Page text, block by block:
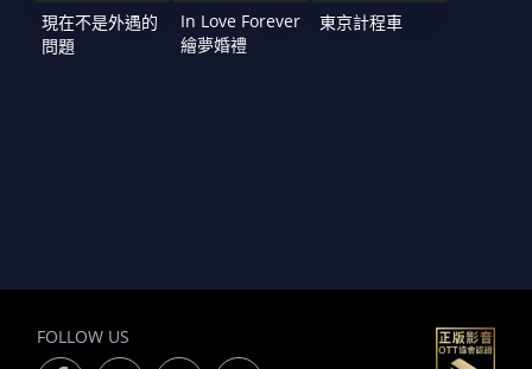
現在不是外遇的
問題
In Love Forever
繪夢婚禮
東京計程車
FOLLOW US